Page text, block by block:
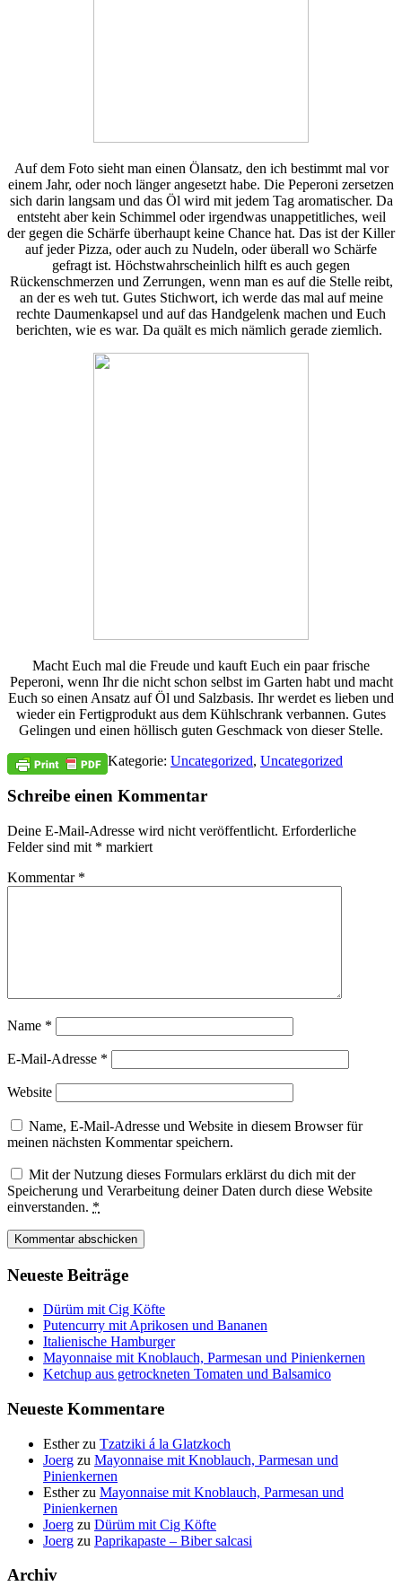
Auf dem Foto sieht man einen Ölansatz, den ich bestimmt mal vor
einem Jahr, oder noch länger angesetzt habe. Die Peperoni zersetzen
sich darin langsam und das Öl wird mit jedem Tag aromatischer. Da
entsteht aber kein Schimmel oder irgendwas unappetitliches, weil
der gegen die Schärfe überhaupt keine Chance hat. Das ist der Killer
auf jeder Pizza, oder auch zu Nudeln, oder überall wo Schärfe
gefragt ist. Höchstwahrscheinlich hilft es auch gegen
Rückenschmerzen und Zerrungen, wenn man es auf die Stelle reibt,
an der es weh tut. Gutes Stichwort, ich werde das mal auf meine
rechte Daumenkapsel und auf das Handgelenk machen und Euch
berichten, wie es war. Da quält es mich nämlich gerade ziemlich.
Macht Euch mal die Freude und kauft Euch ein paar frische
Peperoni, wenn Ihr die nicht schon selbst im Garten habt und macht
Euch so einen Ansatz auf Öl und Salzbasis. Ihr werdet es lieben und
wieder ein Fertigprodukt aus dem Kühlschrank verbannen. Gutes
Gelingen und einen höllisch guten Geschmack von dieser Stelle.
Kategorie: Uncategorized, Uncategorized
Schreibe einen Kommentar
Deine E-Mail-Adresse wird nicht veröffentlicht. Erforderliche
Felder sind mit * markiert
Kommentar *
Name *
E-Mail-Adresse *
Website
Name, E-Mail-Adresse und Website in diesem Browser für
meinen nächsten Kommentar speichern.
Mit der Nutzung dieses Formulars erklärst du dich mit der
Speicherung und Verarbeitung deiner Daten durch diese Website
einverstanden. *
Neueste Beiträge
Dürüm mit Cig Köfte
Putencurry mit Aprikosen und Bananen
Italienische Hamburger
Mayonnaise mit Knoblauch, Parmesan und Pinienkernen
Ketchup aus getrockneten Tomaten und Balsamico
Neueste Kommentare
Estherzu Tzatziki á la Glatzkoch
Joerg zu Mayonnaise mit Knoblauch, Parmesan und
Pinienkernen
Estherzu Mayonnaise mit Knoblauch, Parmesan und
Pinienkernen
Joerg zu Dürüm mit Cig Köfte
Joerg zu Paprikapaste – Biber salcasi
Archiv